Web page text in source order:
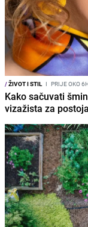
/ŽIVOT I STIL I PRIJE OKO
Kako sačuvati
vizažista za